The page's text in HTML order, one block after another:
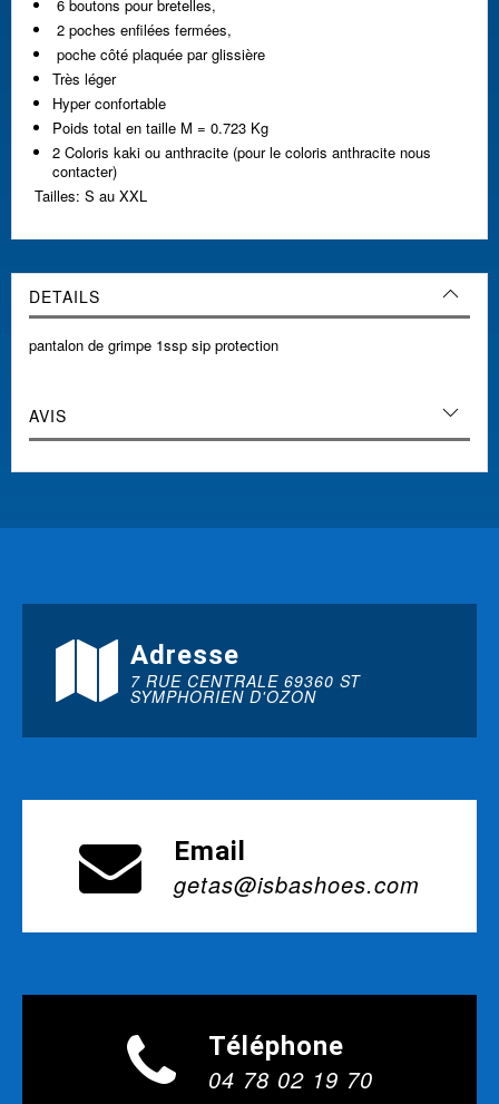
6 boutons pour bretelles,
2 poches enfilées fermées,
poche côté plaquée par glissière
Très léger
Hyper confortable
Poids total en taille M = 0.723 Kg
2 Coloris kaki ou anthracite (pour le coloris anthracite nous
contacter)
Tailles: S au XXL
DETAILS
pantalon de grimpe 1ssp sip protection
AVIS
Adresse
7 RUE CENTRALE 69360 ST
SYMPHORIEN D'OZON
Email
getas@isbashoes.com
Téléphone
04 78 02 19 70